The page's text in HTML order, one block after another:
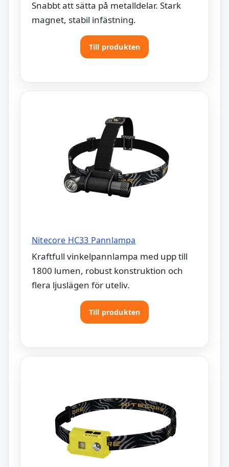
Snabbt att sätta på metalldelar. Stark
magnet, stabil infästning.
Till produkten
Nitecore HC33 Pannlampa
Kraftfull vinkelpannlampa med upp till
1800 lumen, robust konstruktion och
flera ljuslägen för uteliv.
Till produkten